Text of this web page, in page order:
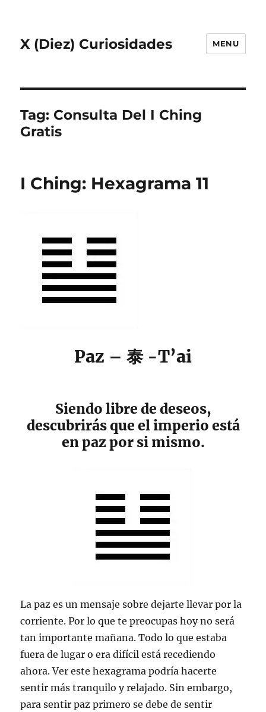
X (Diez) Curiosidades MENU
Tag: Consulta Del I Ching
Gratis
I Ching: Hexagrama 11
Paz – 泰 -T’ai
Siendo libre de deseos,
descubrirás que el imperio está
en paz por si mismo.
La paz es un mensaje sobre dejarte llevar por la
corriente. Por lo que te preocupas hoy no será
tan importante mañana. Todo lo que estaba
fuera de lugar o era difícil está recediendo
ahora. Ver este hexagrama podría hacerte
sentir más tranquilo y relajado. Sin embargo,
para sentir paz primero se debe de sentir